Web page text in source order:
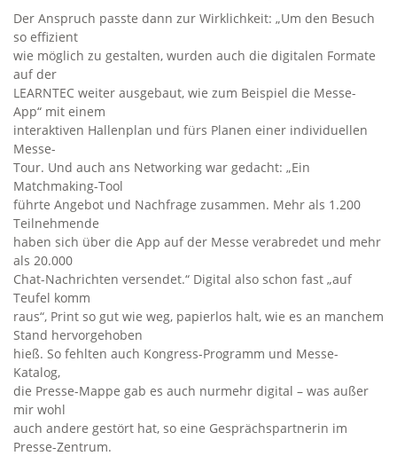
Der Anspruch passte dann zur Wirklichkeit: „Um den Besuch
so effizient
wie möglich zu gestalten, wurden auch die digitalen Formate
auf der
LEARNTEC weiter ausgebaut, wie zum Beispiel die Messe-
App“ mit einem
interaktiven Hallenplan und fürs Planen einer individuellen
Messe-
Tour. Und auch ans Networking war gedacht: „Ein
Matchmaking-Tool
führte Angebot und Nachfrage zusammen. Mehr als 1.200
Teilnehmende
haben sich über die App auf der Messe verabredet und mehr
als 20.000
Chat-Nachrichten versendet.“ Digital also schon fast „auf
Teufel komm
raus“, Print so gut wie weg, papierlos halt, wie es an manchem
Stand hervorgehoben
hieß. So fehlten auch Kongress-Programm und Messe-
Katalog,
die Presse-Mappe gab es auch nurmehr digital – was außer
mir wohl
auch andere gestört hat, so eine Gesprächspartnerin im
Presse-Zentrum.